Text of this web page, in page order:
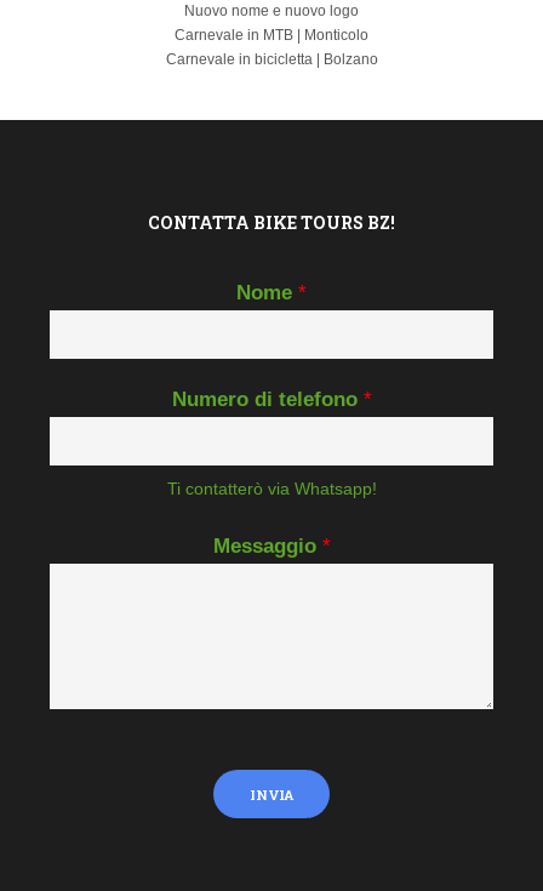
Nuovo nome e nuovo logo
Carnevale in MTB | Monticolo
Carnevale in bicicletta | Bolzano
CONTATTA BIKE TOURS BZ!
Nome *
Numero di telefono *
Ti contatterò via Whatsapp!
Messaggio *
INVIA